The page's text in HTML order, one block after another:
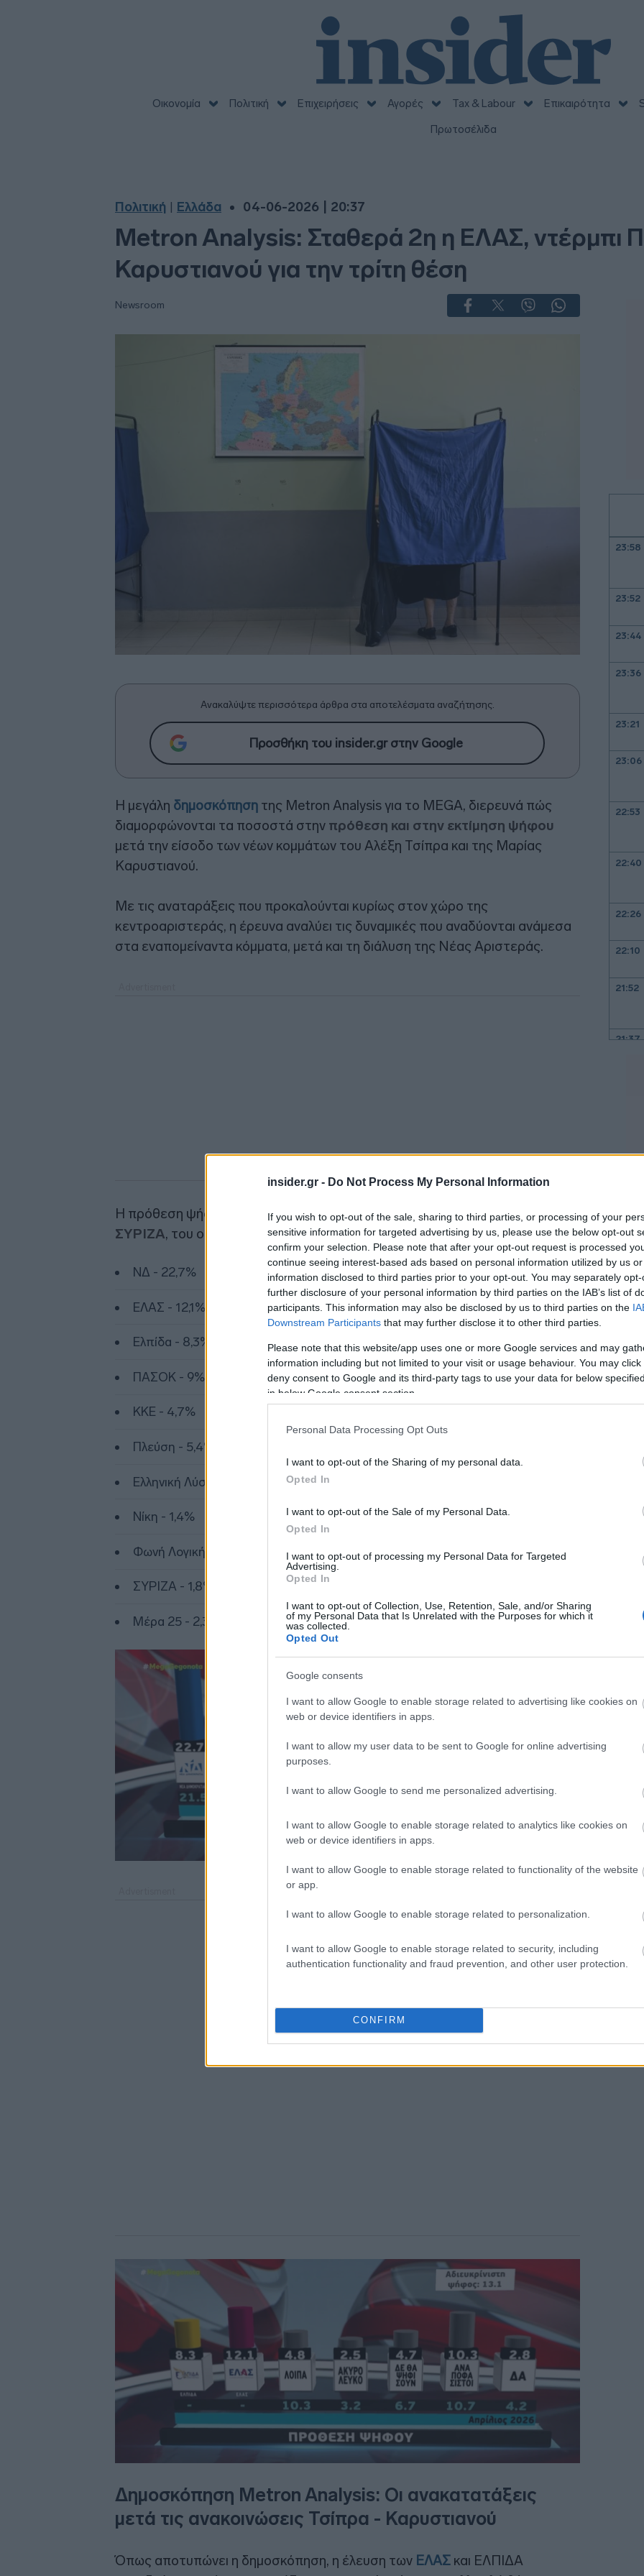
insider.gr - Do Not Process My Personal Information
If you wish to opt-out of the sale, sharing to third parties, or processing of your
sensitive information for targeted advertising by us, please use the below opt-out
confirm your selection. Please note that after your opt-out request is processed
continue seeing interest-based ads based on personal information utilized by us
information disclosed to third parties prior to your opt-out. You may separately
further disclosure of your personal information by third parties on the IAB’s list of
participants. This information may also be disclosed by us to third parties on the
Downstream Participants that may further disclose it to other third parties.
Please note that this website/app uses one or more Google services and may
information including but not limited to your visit or usage behaviour. You may
deny consent to Google and its third-party tags to use your data for below
in below Google consent section.
Personal Data Processing Opt Outs
I want to opt-out of the Sharing of my personal data.
Opted In
I want to opt-out of the Sale of my Personal Data.
Opted In
I want to opt-out of processing my Personal Data for Targeted
Advertising.
Opted In
I want to opt-out of Collection, Use, Retention, Sale, and/or Sharing
of my Personal Data that Is Unrelated with the Purposes for which it
was collected.
Opted Out
Google consents
I want to allow Google to enable storage related to advertising like cookies on
web or device identifiers in apps.
I want to allow my user data to be sent to Google for online advertising
purposes.
I want to allow Google to send me personalized advertising.
I want to allow Google to enable storage related to analytics like cookies on
web or device identifiers in apps.
I want to allow Google to enable storage related to functionality of the website
or app.
I want to allow Google to enable storage related to personalization.
I want to allow Google to enable storage related to security, including
authentication functionality and fraud prevention, and other user protection.
CONFIRM
Οικονομία Πολιτική Επιχειρήσεις Αγορές Tax & Labour Επικαιρότητα
Πρωτοσέλιδα
Πολιτική Ελλάδα 04-06-2026 | 20:37
Metron Analysis: Σταθερά 2η η ΕΛΑΣ, ντέρμπι
Καρυστιανού για την τρίτη θέση
Newsroom
Ανακαλύψτε περισσότερα άρθρα στα αποτελέσματα αναζήτησης.
Προσθήκη του insider.gr στην Google
Η μεγάλη δημοσκόπηση της Metron Analysis για το MEGA, διερευνά πώς
διαμορφώνονται τα ποσοστά στην πρόθεση και στην εκτίμηση ψήφου
μετά την είσοδο των νέων κομμάτων του Αλέξη Τσίπρα και της Μαρίας
Καρυστιανού.
Με τις αναταράξεις που προκαλούνται κυρίως στον χώρο της
κεντροαριστεράς, η έρευνα αναλύει τις δυναμικές που αναδύονται ανάμεσα
στα εναπομείναντα κόμματα, μετά και τη διάλυση της Νέας Αριστεράς.
Η πρόθεση ψήφου διαμορφώθηκαν ως εξής,με ιδιαίτερα χαμηλά τον
ΣΥΡΙΖΑ, του οποίου τα ποσοστά τον τοποθετούν εκτός Βουλής:
ΝΔ - 22,7%
ΕΛΑΣ - 12,1%
Ελπίδα - 8,3%
ΠΑΣΟΚ - 9%
ΚΚΕ - 4,7%
Πλεύση - 5,4%
Ελληνική Λύση - 4,8%
Νίκη - 1,4%
Φωνή Λογικής - 2,6%
ΣΥΡΙΖΑ - 1,8%
Μέρα 25 - 2,3%
Δημοσκόπηση Metron Analysis: Οι ανακατατάξεις
μετά τις ανακοινώσεις Τσίπρα - Καρυστιανού
Όπως αποτυπώνει η δημοσκόπηση, η έλευση των ΕΛΑΣ και ΕΛΠΙΔΑ
23:58
23:52
23:44
23:36
23:21
23:06
22:53
22:40
22:26
22:10
21:52
21:37
20:41
20:38
20:33
20:20
20:12
18:49